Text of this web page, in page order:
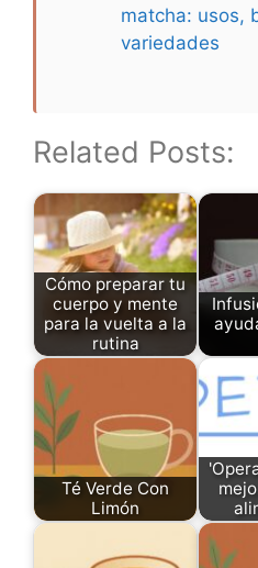
matcha: usos,
variedades
Related Posts:
Cómo preparar tu
cuerpo y mente
para la vuelta a la
rutina
Té Verde Con
Limón